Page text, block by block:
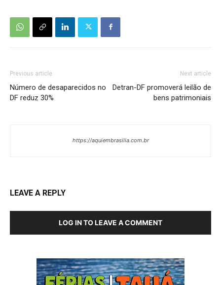
Previous article
Número de desaparecidos no
DF reduz 30%
Next article
Detran-DF promoverá leilão de
bens patrimoniais
https://aquiembrasilia.com.br
LEAVE A REPLY
LOG IN TO LEAVE A COMMENT